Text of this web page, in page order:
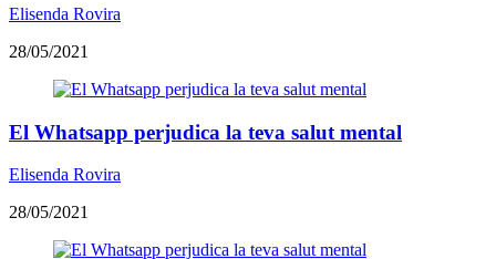
Elisenda Rovira
28/05/2021
El Whatsapp perjudica la teva salut mental
Elisenda Rovira
28/05/2021